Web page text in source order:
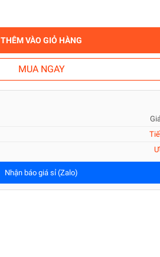
THÊM VÀO GIỎ HÀNG
MUA NGAY
Nhận báo giá sỉ (Zalo)